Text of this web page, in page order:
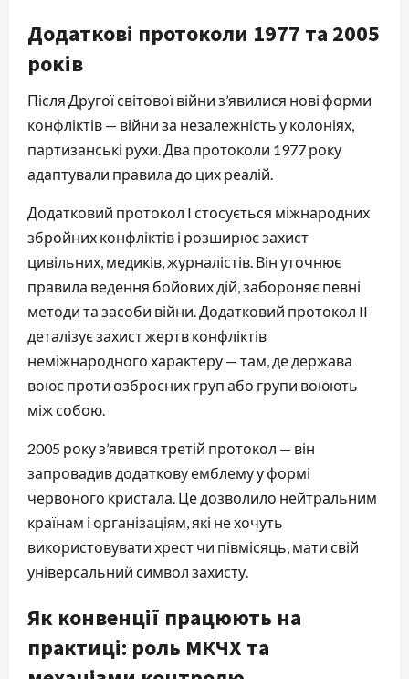
Додаткові протоколи 1977 та 2005
років
Після Другої світової війни з’явилися нові форми
конфліктів — війни за незалежність у колоніях,
партизанські рухи. Два протоколи 1977 року
адаптували правила до цих реалій.
Додатковий протокол I стосується міжнародних
збройних конфліктів і розширює захист
цивільних, медиків, журналістів. Він уточнює
правила ведення бойових дій, забороняє певні
методи та засоби війни. Додатковий протокол II
деталізує захист жертв конфліктів
неміжнародного характеру — там, де держава
воює проти озброєних груп або групи воюють
між собою.
2005 року з’явився третій протокол — він
запровадив додаткову емблему у формі
червоного кристала. Це дозволило нейтральним
країнам і організаціям, які не хочуть
використовувати хрест чи півмісяць, мати свій
універсальний символ захисту.
Як конвенції працюють на
практиці: роль МКЧХ та